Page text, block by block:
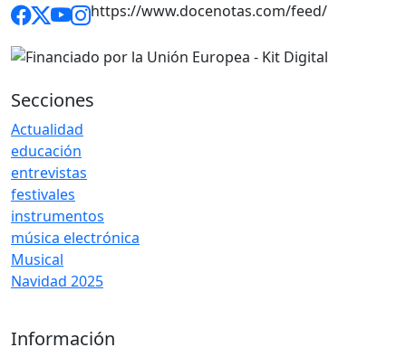
https://www.docenotas.com/feed/
Secciones
Actualidad
educación
entrevistas
festivales
instrumentos
música electrónica
Musical
Navidad 2025
Información